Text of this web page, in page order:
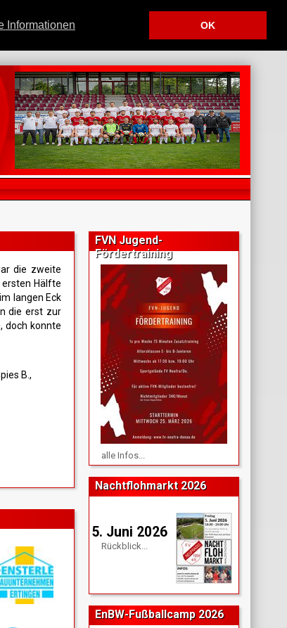
Informationen OK
die zweite
Hälfte
langen Eck
die erst zur
doch konnte
B.,
FVN Jugend-
Fördertraining
alle Infos...
Nachtflohmarkt 2026
5. Juni 2026
Rückblick...
EnBW-Fußballcamp 2026